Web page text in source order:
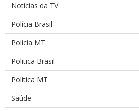
Noticias da TV
Polícia Brasil
Policia MT
Politica Brasil
Politica MT
Saúde